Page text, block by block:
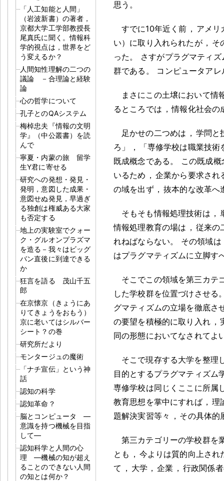
「人工知能と人間」
（岩波新書）の著者，
京都大学工学部教授長
尾真氏に聞く。情報科
学的視点は，世界をど
う変えるか？
人間知性理解の二つの
議論 －合理論と経験
論
心の哲学について
孔子とのQAシステム
梅棹忠夫『情報の文明
学』（中公叢書）を読
んで
寧夏・内蒙の旅 留学
生Y君に寄せる
研究への発想・発見・
発明，意図した成果・
意図せぬ発見，早過ぎ
る独創は権威ある大家
も否定する
地上の実験室でクォー
ク・グルオンプラズマ
を造る－我々はビッグ
バン直後に到達できる
か
狂言を語る 茂山千五
郎
在京懐京（きょうにあ
りてきょうをおもう）
京に老いてはシルバー
シート？の巻
研究所だより
モンタージュの魔術
「ナチ宣伝」という神
話
認知の科学
認知革命？
脳とコンピュータ ―
意識を持つ機械を目指
して―
認知科学と人間の心
理 ―機械の知が超え
ることのできない人間
の知とは何か？
思う 。
すでに10年近く前 ， アメリ
い）に取り入れられたが ， そ
った 。
さすがプラグマティ
群である 。 コンピュータア
まさにこの土壌において情
るところでは ， 情報化社会の
足かせの二つめは ， 学問と
ろ」
，
「専修学校は職業技
既成概念である 。
この既成
いるため ， 企業から要求され
の域を出ず ， 抜本的な改革へ
そもそも情報処理技術は ，
情報処理教育の場は ， 従来の
れねばならない。 その領域は
はプラグマティズムに立脚す
そこでこの領域を第三カテ
した学校群を位置づけさせる
グマティズムの立場を徹底さ
の要望を積極的に取り入れ ，
同の形態においてなされてよ
そこで現存する大学を整理
目的とするプラグマティズム
専修学校は同じくここに所属
教育思想を掌中にすれば ， 理
題解決実習等々 ， その具体的
第三カテゴリーの学校群を
とも ， 今よりは質的向上され
て ， 大学 ， 企業 ， 行政関係